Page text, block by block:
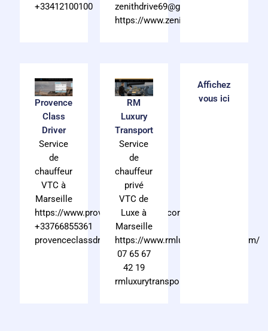
+33412100100
zenithdrive69@gmail.com
https://www.zenithdrive.fr/
Provence
Class
Driver
Service
de
chauffeur
VTC à
Marseille
https://www.provenceclassdriver.com/
+33766855361
provenceclassdriver@gmail.com
RM
Luxury
Transport
Service
de
chauffeur
privé
VTC de
Luxe à
Marseille
https://www.rmluxurytransport.com/
07 65 67
42 19
rmluxurytransport13@gmail.com
Affichez
vous ici